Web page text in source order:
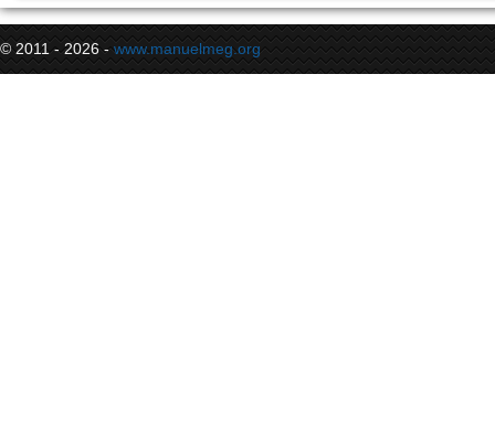
© 2011 - 2026 - www.manuelmeg.org